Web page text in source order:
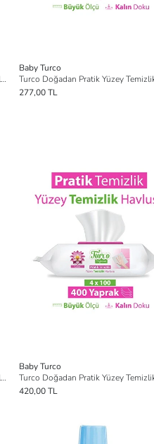
Turco Doğadan Pratik Yüzey Temizlik Havlusu Lotus 8x100 (800 Yaprak)
Baby Turco
277,00 TL
Turco Doğadan Pratik Yüzey Temizlik Havlusu Lotus 12x100 (1200 Yaprak)
Baby Turco
420,00 TL